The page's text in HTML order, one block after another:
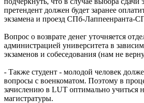
претендент должен будет заранее
экзамена и проезд СПб-Лаппеенранта-
Вопрос о возврате денег уточняется
администрацией университета в
экзаменов и собеседования (нам не
- Также студент - молодой человек
вопросы с военкоматом. Поэтому в
зачислению в LUT оптимально учиться
магистратуры.